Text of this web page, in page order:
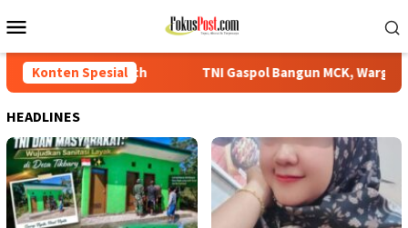
ke
Mobile
Konten Spesial
TNI Gaspol Bangun MCK, Warga Tikbary Segera
HEADLINES